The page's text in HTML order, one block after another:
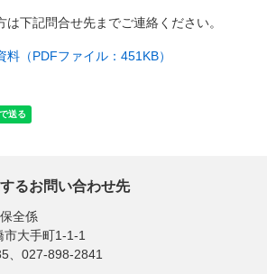
下記問合せ先までご連絡ください。
料（PDFファイル：451KB）
るお問い合わせ先
全係
市大手町1-1-1
、027-898-2841